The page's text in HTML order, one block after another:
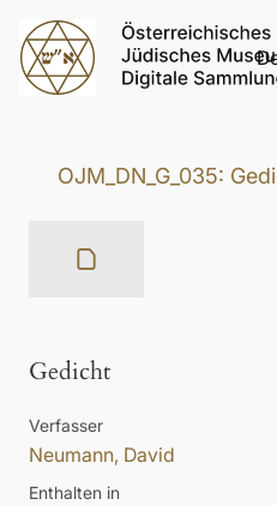
OJM_DN_G_035:
Gedicht
Verfasser
Neumann, David
Enthalten in